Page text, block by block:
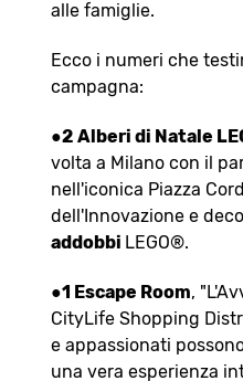
alle famiglie.
Ecco i numeri che
campagna:
●2 Alberi di Natale
volta a Milano con il
nell'iconica Piazza
dell'Innovazione e
addobbi LEGO®.
●1 Escape Room,
CityLife Shopping
e appassionati
una vera esperienza